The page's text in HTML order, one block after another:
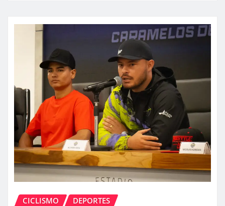
CICLISMO DEPORTES